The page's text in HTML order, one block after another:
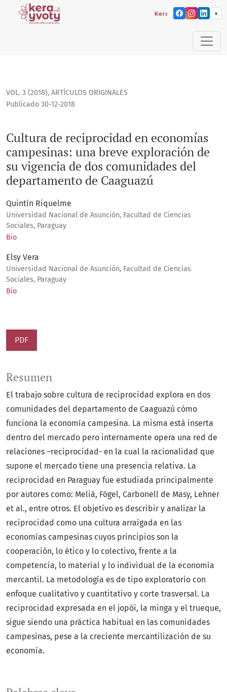
Kera yvoty: reflexiones
A
Cultura de reciprocidad en economías campesinas: una
VOL. 3 (2018), ARTÍCULOS ORIGINALES
Cultura de reciprocidad en economías
campesinas: una breve exploración de
su vigencia de dos comunidades del
departamento de Caaguazú
Publicado 30-12-2018
Quintín Riquelme
Universidad Nacional de Asunción, Facultad de Ciencias
Sociales, Paraguay
Bio
Elsy Vera
Universidad Nacional de Asunción, Facultad de Ciencias
Sociales, Paraguay
Bio
PDF
Resumen
El trabajo sobre cultura de reciprocidad explora en dos
comunidades del departamento de Caaguazú cómo
funciona la economía campesina. La misma está inserta
dentro del mercado pero internamente opera una red de
relaciones –reciprocidad- en la cual la racionalidad que
supone el mercado tiene una presencia relativa. La
reciprocidad en Paraguay fue estudiada principalmente
por autores como: Meliá, Fógel, Carbonell de Masy, Lehner
et al., entre otros. El objetivo es describir y analizar la
reciprocidad como una cultura arraigada en las
economías campesinas cuyos principios son la
cooperación, lo ético y lo colectivo, frente a la
competencia, lo material y lo individual de la economía
mercantil. La metodología es de tipo exploratorio con
enfoque cualitativo y cuantitativo y corte trasversal. La
reciprocidad expresada en el jopói, la minga y el trueque,
sigue siendo una práctica habitual en las comunidades
campesinas, pese a la creciente mercantilización de su
economía.